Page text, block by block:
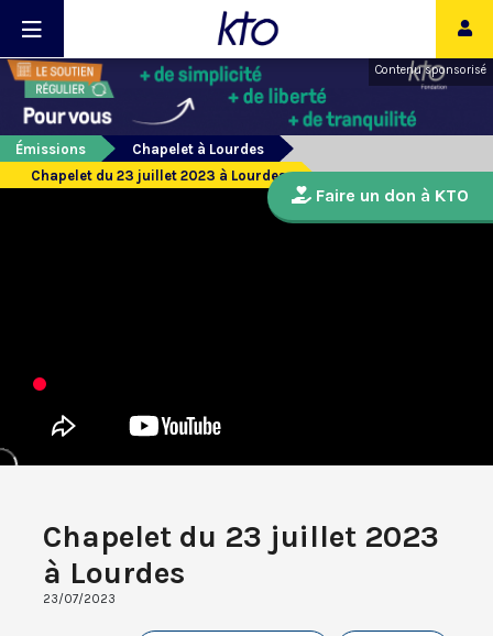
Contenu sponsorisé
Émissions
Chapelet à Lourdes
Chapelet du 23 juillet 2023 à Lourdes
Chapelet du 23 juillet 2023
à Lourdes
23/07/2023
Faire un don à KTO